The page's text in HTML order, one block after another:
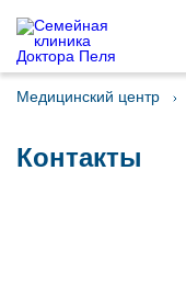
Медицинский центр
Контакты